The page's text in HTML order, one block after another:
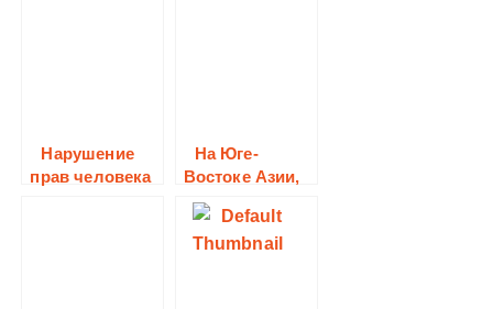
Нарушение
прав человека
На Юге-
Востоке Азии,
близь границы
с Индией
похищен